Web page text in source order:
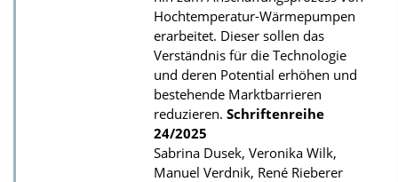
k
a
t
i
o
n
Hochtemperatur-Wärmepumpen
erarbeitet. Dieser sollen das
Verständnis für die Technologie
und deren Potential erhöhen und
bestehende Marktbarrieren
reduzieren. Schriftenreihe
24/2025
Sabrina Dusek, Veronika Wilk,
Manuel Verdnik, René Rieberer